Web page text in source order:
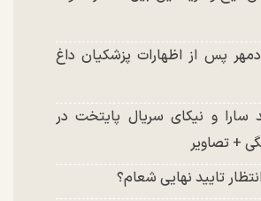
پس از اظهارات پزشکیان داغ
سارا و نیکای سریال پایتخت در
تایید نهایی شعام؟